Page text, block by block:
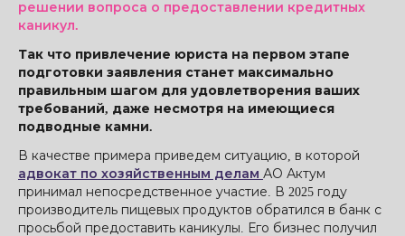
решении вопроса о предоставлении кредитных
каникул.
Так что привлечение юриста на первом этапе
подготовки заявления станет максимально
правильным шагом для удовлетворения ваших
требований, даже несмотря на имеющиеся
подводные камни.
В качестве примера приведем ситуацию, в которой
адвокат по хозяйственным делам АО Актум
принимал непосредственное участие. В 2025 году
производитель пищевых продуктов обратился в банк с
просьбой предоставить каникулы. Его бизнес получил